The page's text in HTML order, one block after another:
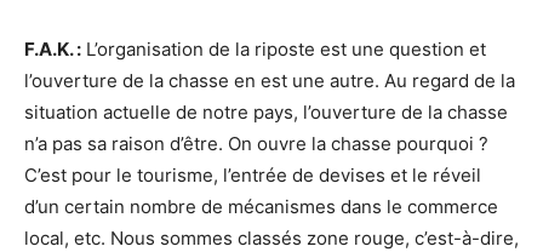
F.A.K. : L’organisation de la riposte est une question et
l’ouverture de la chasse en est une autre. Au regard de la
situation actuelle de notre pays, l’ouverture de la chasse
n’a pas sa raison d’être. On ouvre la chasse pourquoi ?
C’est pour le tourisme, l’entrée de devises et le réveil
d’un certain nombre de mécanismes dans le commerce
local, etc. Nous sommes classés zone rouge, c’est-à-dire,